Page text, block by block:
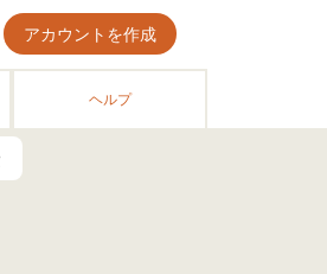
アカウントを作成
ヘルプ